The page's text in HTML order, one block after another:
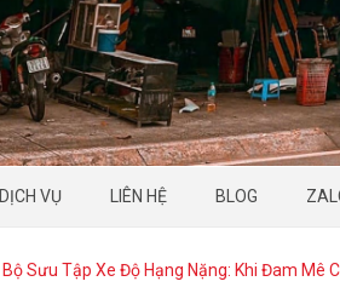
DỊCH VỤ LIÊN HỆ BLOG
Bộ Sưu Tập Xe Độ Hạng Nặng: Khi Đam Mê